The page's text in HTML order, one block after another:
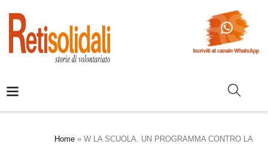
Home » W LA SCUOLA. UN PROGRAMMA CONTRO LA